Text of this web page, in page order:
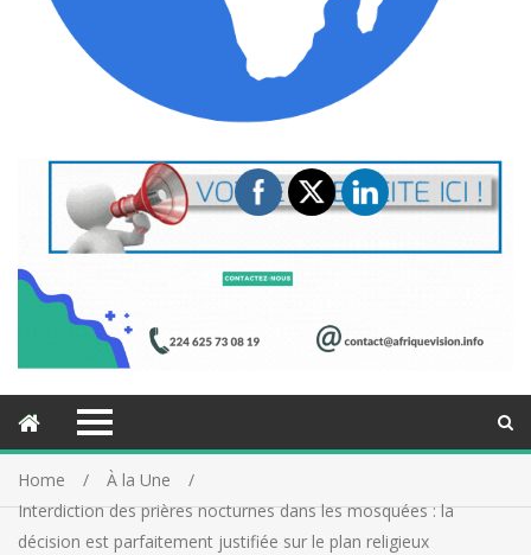
Home
À la Une
Interdiction des prières nocturnes dans les mosquées : la
décision est parfaitement justifiée sur le plan religieux